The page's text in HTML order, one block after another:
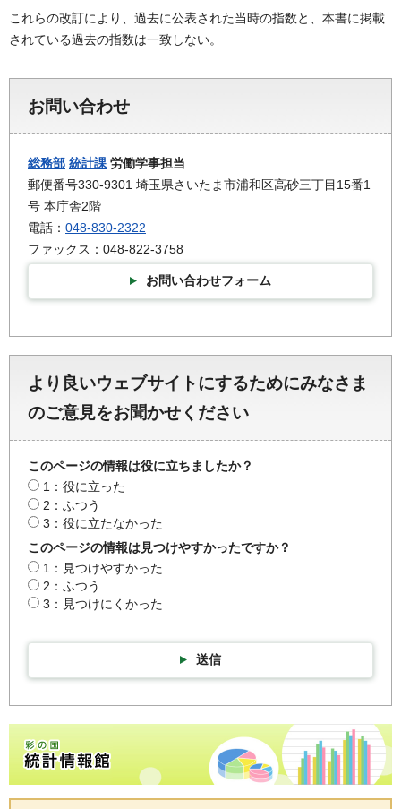
これらの改訂により、過去に公表された当時の指数と、本書に掲載
されている過去の指数は一致しない。
お問い合わせ
総務部 統計課 労働学事担当
郵便番号330-9301 埼玉県さいたま市浦和区高砂三丁目15番1
号 本庁舎2階
電話： 048-830-2322
ファックス：048-822-3758
お問い合わせフォーム
より良いウェブサイトにするためにみなさま
のご意見をお聞かせください
このページの情報は役に立ちましたか？
1：役に立った
2：ふつう
3：役に立たなかった
このページの情報は見つけやすかったですか？
1：見つけやすかった
2：ふつう
3：見つけにくかった
送信
彩の国統計情報館トップページ